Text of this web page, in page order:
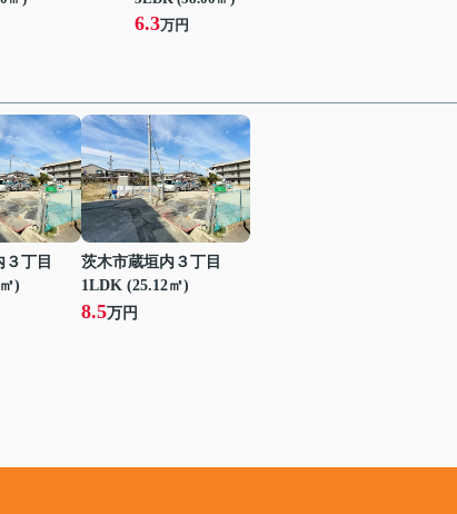
6.3万円
丁目
)
茨木市蔵垣内３丁目
1LDK (25.12㎡)
8.5万円